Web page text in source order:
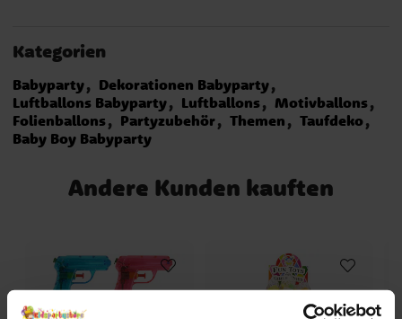
Kategorien
Babyparty
Dekorationen Babyparty
Luftballons Babyparty
Luftballons
Motivballons
Folienballons
Partyzubehör Themen
Taufdeko
Baby Boy Babyparty
Andere Kunden kauften